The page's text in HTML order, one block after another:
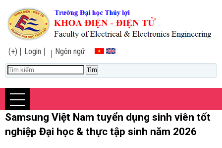
(+) Login Ngôn ngữ:
Samsung Việt Nam tuyển dụng sinh viên tốt
nghiệp Đại học & thực tập sinh năm 2026